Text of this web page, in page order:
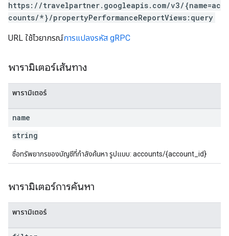
https://travelpartner.googleapis.com/v3/{name=ac
counts/*}/propertyPerformanceReportViews:query
URL ใช้ไวยากรณ์การแปลงรหัส gRPC
พารามิเตอร์เส้นทาง
พารามิเตอร์
name
string
ชื่อทรัพยากรของบัญชีที่กำลังค้นหา รูปแบบ: accounts/{account_id}
พารามิเตอร์การค้นหา
พารามิเตอร์